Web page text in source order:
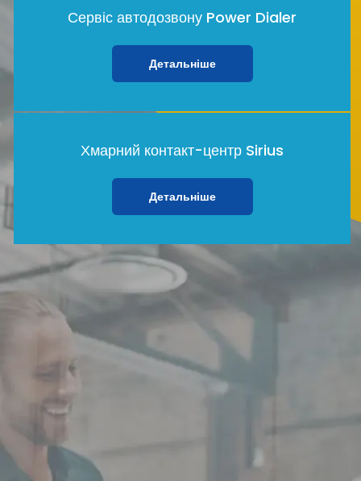
Сервіс автодозвону Power Dialer
Детальніше
Хмарний контакт-центр Sirius
Детальніше